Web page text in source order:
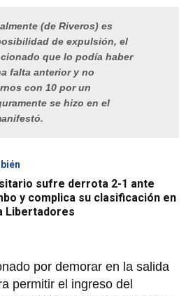
(de Riveros) es
de expulsión, el
que lo podía haber
falta anterior y no
con 10 por un
se hizo en el
sufre derrota 2-1 ante
y complica su clasificación en
Libertadores
por demorar en la salida
permitir el ingreso del